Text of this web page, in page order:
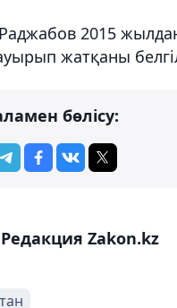
2015
жатқаны
бөлісу:
Редакция Zakon.kz